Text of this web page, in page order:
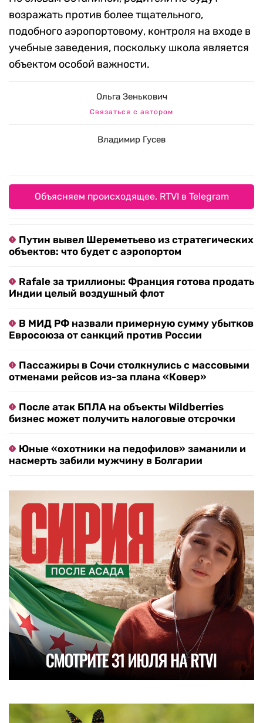
возражать против более тщательного,
подобного аэропортовому, контроля на входе в
учебные заведения, поскольку школа является
объектом особой важности.
Ольга Зенькович
Связаться с автором
Владимир Гусев
Объясняем происходящее. RTVI в Telegram
Путин вывел Шереметьево из стратегических
объектов: что будет с аэропортом
Rafale за триллионы: Франция готова продать
Индии целый воздушный флот
В МИД РФ назвали примерную сумму убытков
Евросоюза от санкций против России
Пассажиры в Сочи столкнулись с массовыми
отменами рейсов из-за плана «Ковер»
После атак БПЛА на объекты Wildberries
бизнес может получить налоговые отсрочки
Юные «охотники на педофилов» заманили и
насмерть забили мужчину в Болгарии